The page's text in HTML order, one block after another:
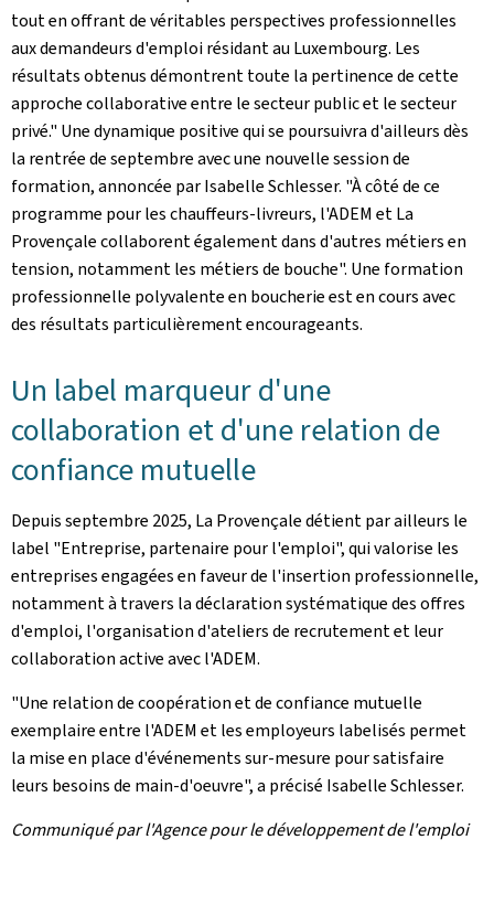
tout en offrant de véritables perspectives professionnelles
aux demandeurs d'emploi résidant au Luxembourg. Les
résultats obtenus démontrent toute la pertinence de cette
approche collaborative entre le secteur public et le secteur
privé." Une dynamique positive qui se poursuivra d'ailleurs dès
la rentrée de septembre avec une nouvelle session de
formation, annoncée par Isabelle Schlesser. "À côté de ce
programme pour les chauffeurs-livreurs, l'ADEM et La
Provençale collaborent également dans d'autres métiers en
tension, notamment les métiers de bouche". Une formation
professionnelle polyvalente en boucherie est en cours avec
des résultats particulièrement encourageants.
Un label marqueur d'une
collaboration et d'une relation de
confiance mutuelle
Depuis septembre 2025, La Provençale détient par ailleurs le
label "Entreprise, partenaire pour l'emploi", qui valorise les
entreprises engagées en faveur de l'insertion professionnelle,
notamment à travers la déclaration systématique des offres
d'emploi, l'organisation d'ateliers de recrutement et leur
collaboration active avec l'ADEM.
"Une relation de coopération et de confiance mutuelle
exemplaire entre l'ADEM et les employeurs labelisés permet
la mise en place d'événements sur-mesure pour satisfaire
leurs besoins de main-d'oeuvre", a précisé Isabelle Schlesser.
Communiqué par l'Agence pour le développement de l'emploi